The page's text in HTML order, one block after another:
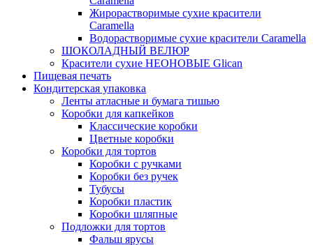
Жирорастворимые сухие красители
Caramella
Водорастворимые сухие красители Caramella
ШОКОЛАДНЫЙ ВЕЛЮР
Красители сухие НЕОНОВЫЕ Glican
Пищевая печать
Кондитерская упаковка
Ленты атласные и бумага тишью
Коробки для капкейков
Классические коробки
Цветные коробки
Коробки для тортов
Коробки с ручками
Коробки без ручек
Тубусы
Коробки пластик
Коробки шляпные
Подложки для тортов
Фальш ярусы